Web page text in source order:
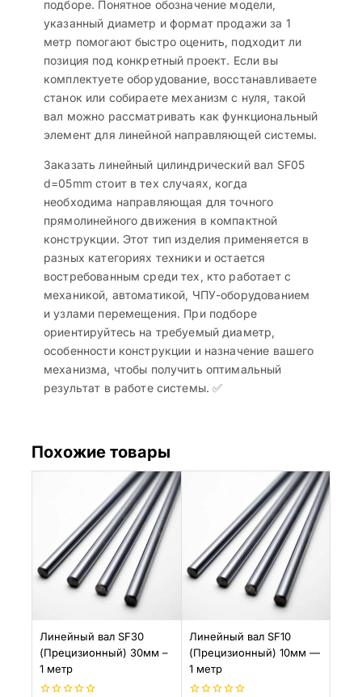
подборе. Понятное обозначение модели,
указанный диаметр и формат продажи за 1
метр помогают быстро оценить, подходит ли
позиция под конкретный проект. Если вы
комплектуете оборудование, восстанавливаете
станок или собираете механизм с нуля, такой
вал можно рассматривать как функциональный
элемент для линейной направляющей системы.
Заказать линейный цилиндрический вал SF05
d=05mm стоит в тех случаях, когда
необходима направляющая для точного
прямолинейного движения в компактной
конструкции. Этот тип изделия применяется в
разных категориях техники и остается
востребованным среди тех, кто работает с
механикой, автоматикой, ЧПУ-оборудованием
и узлами перемещения. При подборе
ориентируйтесь на требуемый диаметр,
особенности конструкции и назначение вашего
механизма, чтобы получить оптимальный
результат в работе системы. ✅
Похожие товары
Линейный вал SF30
(Прецизионный) 30мм –
1 метр
Линейный вал SF10
(Прецизионный) 10мм —
1 метр